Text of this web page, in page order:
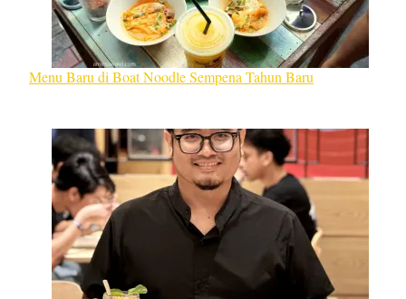
Menu Baru di Boat Noodle Sempena Tahun Baru